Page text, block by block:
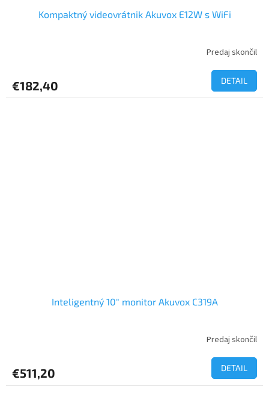
Kompaktný videovrátnik Akuvox E12W s WiFi
Predaj skončil
€182,40 DETAIL
Inteligentný 10" monitor Akuvox C319A
Predaj skončil
€511,20 DETAIL